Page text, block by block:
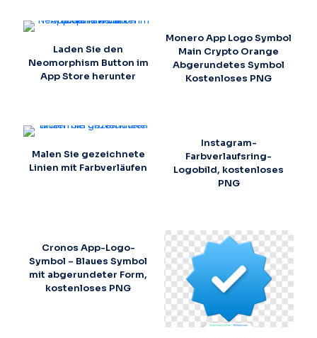
Laden Sie den
Neomorphism Button im
App Store herunter
Monero App Logo Symbol
Main Crypto Orange
Abgerundetes Symbol
Kostenloses PNG
Malen Sie gezeichnete
Linien mit Farbverläufen
Instagram-
Farbverlaufsring-
Logobild, kostenloses
PNG
Cronos App-Logo-
Symbol – Blaues Symbol
mit abgerundeter Form,
kostenloses PNG